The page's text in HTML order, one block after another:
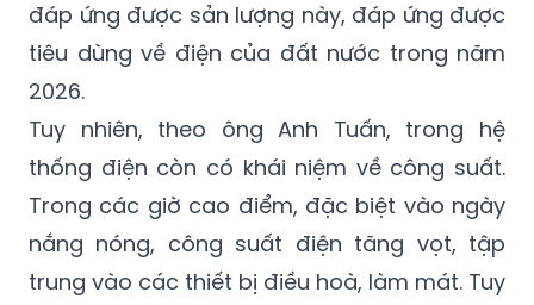
đáp ứng được sản lượng này, đáp ứng được
tiêu dùng về điện của đất nước trong năm
2026.
Tuy nhiên, theo ông Anh Tuấn, trong hệ
thống điện còn có khái niệm về công suất.
Trong các giờ cao điểm, đặc biệt vào ngày
nắng nóng, công suất điện tăng vọt, tập
trung vào các thiết bị điều hoà, làm mát. Tuy